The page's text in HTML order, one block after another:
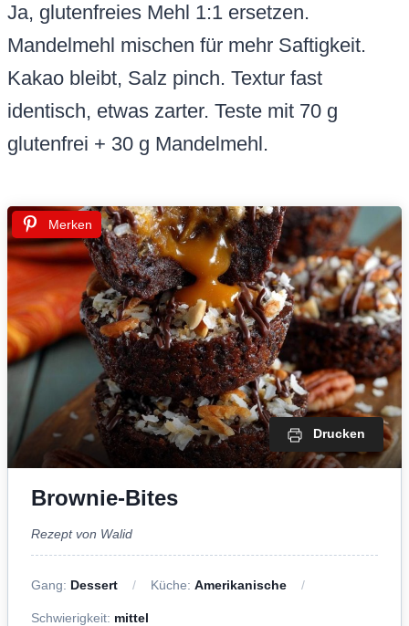
Ja, glutenfreies Mehl 1:1 ersetzen.
Mandelmehl mischen für mehr Saftigkeit.
Kakao bleibt, Salz pinch. Textur fast
identisch, etwas zarter. Teste mit 70 g
glutenfrei + 30 g Mandelmehl.
Merken
Drucken
Brownie-Bites
Rezept von Walid
Gang: Dessert Küche: Amerikanische
Schwierigkeit: mittel